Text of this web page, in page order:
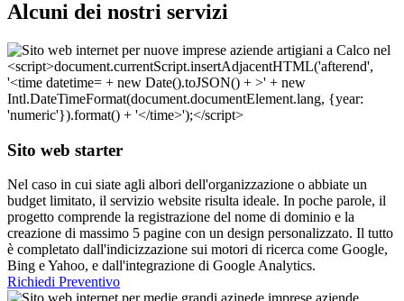
Alcuni dei nostri servizi
Sito web starter
Nel caso in cui siate agli albori dell'organizzazione o abbiate un
budget limitato, il servizio website risulta ideale. In poche parole, il
progetto comprende la registrazione del nome di dominio e la
creazione di massimo 5 pagine con un design personalizzato. Il tutto
è completato dall'indicizzazione sui motori di ricerca come Google,
Bing e Yahoo, e dall'integrazione di Google Analytics.
Richiedi Preventivo